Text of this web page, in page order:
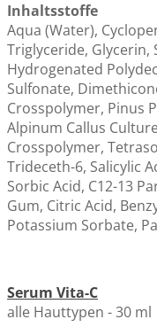
Inhaltsstoffe
Aqua (Water),
Triglyceride, Glycerin,
Hydrogenated
Sulfonate,
Crosspolymer, Pinus
Alpinum Callus
Crosspolymer,
Trideceth-6, Salicylic
Sorbic Acid, C12-13
Gum, Citric Acid,
Potassium Sorbate,
Serum Vita-C
alle Hauttypen - 30 ml